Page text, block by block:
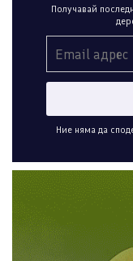
Получавай
Ние няма да